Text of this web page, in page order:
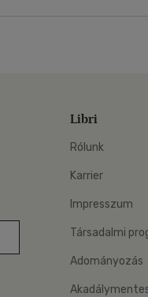
Libri
Rólunk
Karrier
Impresszum
Társadalmi
Adományozás